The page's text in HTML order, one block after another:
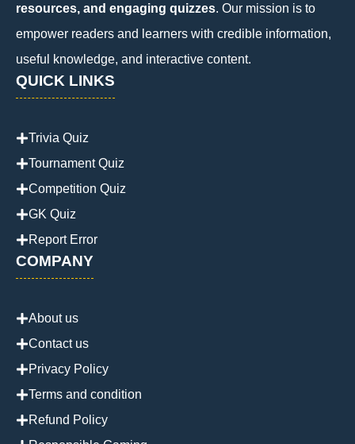
resources, and engaging quizzes. Our mission is to
empower readers and learners with credible information,
useful knowledge, and interactive content.
QUICK LINKS
Trivia Quiz
Tournament Quiz
Competition Quiz
GK Quiz
Report Error
COMPANY
About us
Contact us
Privacy Policy
Terms and condition
Refund Policy